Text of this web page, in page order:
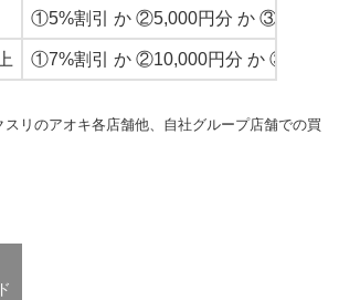
①5%割引 か ②5,000円分 か ③3,500
①7%割引 か ②10,000円分 か ③7,000
スリのアオキ各店舗他、自社グループ店舗での買